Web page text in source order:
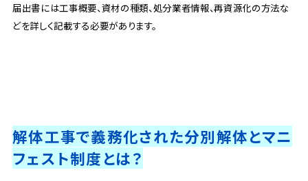
届出書には工事概要、資材の種類、処分業者情報、再資源化の方法な
どを詳しく記載する必要があります。
解体工事で義務化された分別解体とマニ
フェスト制度とは？